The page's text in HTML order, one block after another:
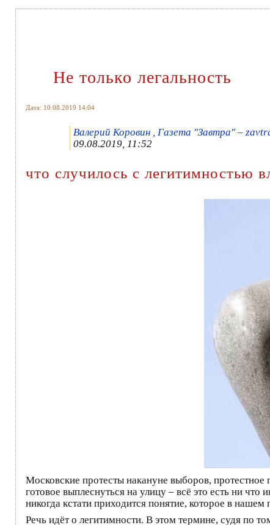
Не только легальность
Дата: 10.08.2019 14:04
Валерий Коровин , Газета "Завтра" –
09.08.2019, 11:52
что случилось с легитимностью
Московские протесты накануне выборов,
готовое выплеснуться на улицу – всё это есть ни
никогда кстати приходится понятие, которое в
Речь идёт о легитимности. В этом термине, судя по